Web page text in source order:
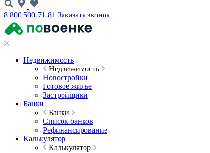
8 800 500-71-81 Заказать звонок
Недвижимость
Недвижимость
Новостройки
Готовое жилье
Застройщики
Банки
Банки
Список банков
Рефинансирование
Калькулятор
Калькулятор